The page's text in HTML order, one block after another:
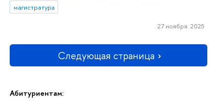
Абитуриентам:
магистратура
27 ноября 2025
Следующая страница